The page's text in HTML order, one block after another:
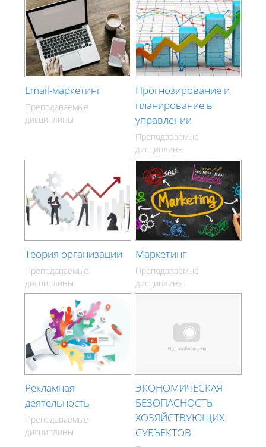
Email-маркетинг
Преподаваемые
дисциплины
Прогнозирование и
планирование в
управлении
Преподаваемые
дисциплины
Теория организации
Преподаваемые
дисциплины
Маркетинг
Преподаваемые
дисциплины
Рекламная
деятельность
Преподаваемые
дисциплины
ЭКОНОМИЧЕСКАЯ
БЕЗОПАСНОСТЬ
ХОЗЯЙСТВУЮЩИХ
СУБЪЕКТОВ